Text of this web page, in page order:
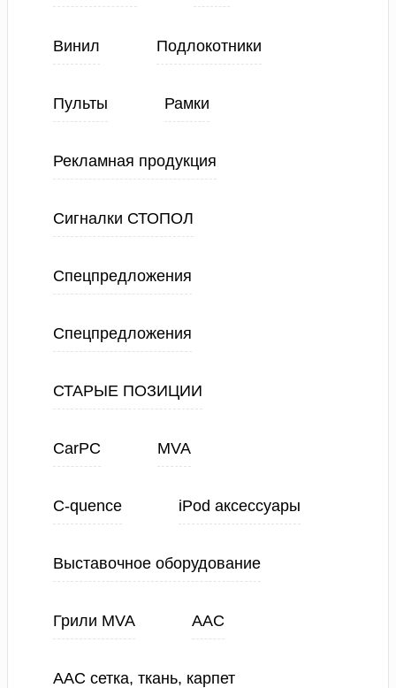
Винил Подлокотники
Пульты Рамки
Рекламная продукция
Сигналки СТОПОЛ
Спецпредложения
Спецпредложения
СТАРЫЕ ПОЗИЦИИ
CarPC MVA
C-quence iPod аксессуары
Выставочное оборудование
Грили MVA ААС
ААС сетка, ткань, карпет